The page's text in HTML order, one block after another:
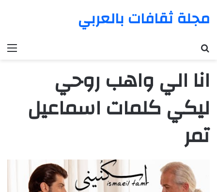
مجلة ثقافات بالعربي
انا الي واهب روحي
ليكي كلمات اسماعيل
تمر